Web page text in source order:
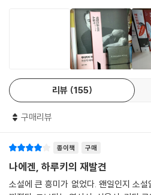
소설가가 되었으니까, 그리고 인생은 단
싶은 것을 내가 하고 싶은 대로 해나가자
시스템은 시스템대로 해나가면 될 것이
다. 나는 1960년대 말의 이른바 ‘반란의
라서 ‘체제에 말려들고 싶지 않다’는 의
다. 하지만 동시에, 라고 할까, 그보다는
단으로서 무엇보다 정신적으로 자유롭고
을 내게 맞는 스케줄에 따라 내가 원하는
가 가져야 할 최저한의 자유라고 생각했습
다. ‘아직은 잘 쓰지 못하지만 나중에 실력
러한 소설을 쓰고 싶다’라는, 합당한 내 모
미지가 항상 하늘 한복판에 북극성처럼
야에서 매입하여 일부는 자사 매장에서
급했는데, 요컨대 『직업으로서의 소설가
오프라인 서점을 찾아야 했다. 이는 인터
아니라 종래의 출판 유통 시스템, 즉 출판
점에 신간을 배본한다는, 오랜 세월 동
시도였다고 한다.
제1회 소설가는 포용적인 인종인가
가는 물론 그 점을 아주 잘 알고 있습니다.
사는 것, 소설가로서 살아남는 것, 이건
은 일단 못할 짓, 이라고 말해버려도 무
라카미 씨의 마음의 목소리인 것이리라.
어떤 직업을 갖고 있건, 현대를 살아가는
넘어 자신의 업에 대한 생각을 바로잡고
어줄 것이다.
- 다빈치
무라카미 씨가 거듭해서 자신의 소설이
기가 가진 선한 힘’ ‘언어의 올바른 힘’에
아닐까.
- 클로버북스
리뷰 155
구매리뷰
종이책 구매
나에겐, 하루키의 재발견
소설에 큰 흥미가 없었다. 왠일인지 소